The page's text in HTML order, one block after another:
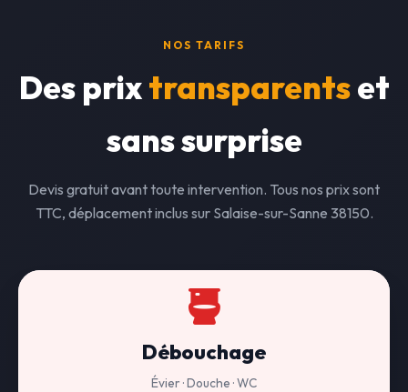
NOS TARIFS
Des prixtransparentset
sans surprise
Devis gratuit avant toute intervention. Tous nos prix sont
TTC, déplacement inclus sur Salaise-sur-Sanne 38150.
Débouchage
Évier · Douche · WC